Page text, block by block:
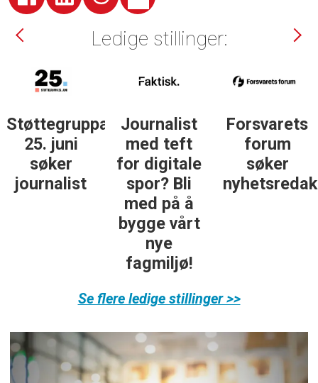
Ledige stillinger:
Støttegruppa
25. juni
søker
journalist
Journalist
med teft
for digitale
spor? Bli
med på å
bygge vårt
nye
fagmiljø!
Forsvarets
forum
søker
Se flere ledige stillinger >>